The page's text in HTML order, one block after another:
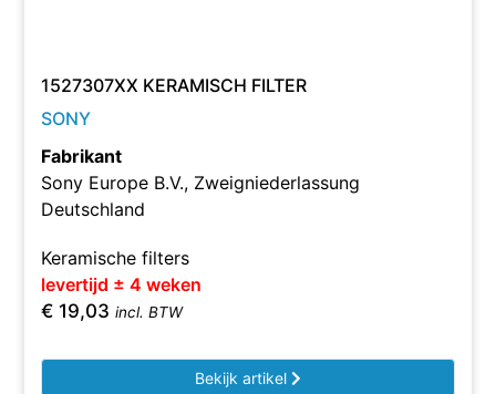
1527307XX KERAMISCH FILTER
SONY
Fabrikant
Sony Europe B.V., Zweigniederlassung
Deutschland
Keramische filters
levertijd ± 4 weken
€ 19,03 incl. BTW
Bekijk artikel